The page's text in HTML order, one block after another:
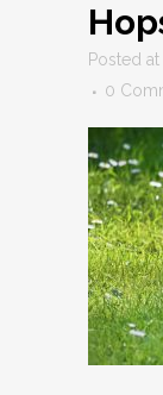
Posted at
0